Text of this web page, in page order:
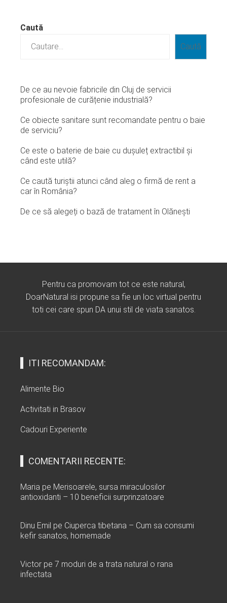
Caută
Caută
De ce au nevoie fabricile din Cluj de servicii
profesionale de curățenie industrială?
Ce obiecte sanitare sunt recomandate pentru o baie
de serviciu?
Ce este o baterie de baie cu dușuleț extractibil și
când este utilă?
Ce caută turiștii atunci când aleg o firmă de rent a
car în România?
De ce să alegeți o bază de tratament în Olănești
Pentru ca promovam tot ce este natural,
DoarNatural isi propune sa fie un loc virtual pentru
toti cei care spun DA unui stil de viata sanatos.
ITI RECOMANDAM:
Alimente Bio
Activitati in Brasov
Cadouri Experiente
COMENTARII RECENTE:
Maria pe Merisoarele, sursa miraculosilor
antioxidanti – 10 beneficii surprinzatoare
Dinu Emil pe Ciuperca tibetana – Cum sa consumi
kefir sanatos, homemade
Victor pe 7 moduri de a trata natural o rana
infectata